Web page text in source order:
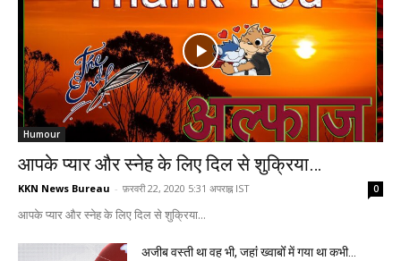
Humour
आपके प्‍यार और स्‍नेह के ल‍िए दि‍ल से शुक्रि‍या…
KKN News Bureau - फ़रवरी 22, 2020 5:31 अपराह्न IST 0
आपके प्‍यार और स्‍नेह के ल‍िए दि‍ल से शुक्रि‍या...
अजीब वस्‍ती था वह भी, जहांं ख्‍वाबोंं में गया था कभी…